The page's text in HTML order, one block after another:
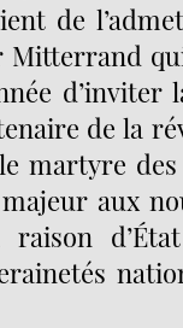
de
Mitterrand
d’inviter
de la
martyre des
aux